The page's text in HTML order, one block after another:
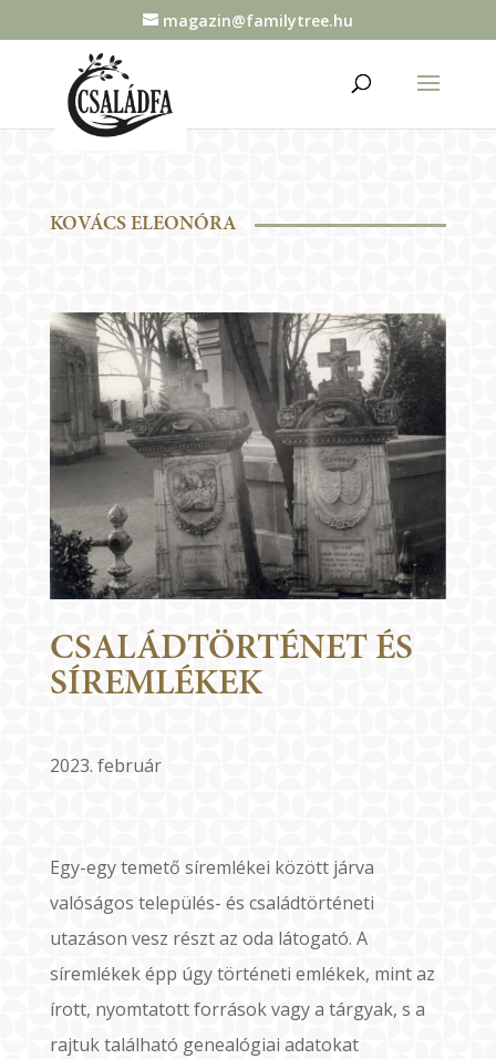
magazin@familytree.hu
KOVÁCS ELEONÓRA
CSALÁDTÖRTÉNET ÉS
SÍREMLÉKEK
2023. február
Egy-egy temető síremlékei között járva
valóságos település- és családtörténeti
utazáson vesz részt az oda látogató. A
síremlékek épp úgy történeti emlékek, mint az
írott, nyomtatott források vagy a tárgyak, s a
rajtuk található genealógiai adatokat